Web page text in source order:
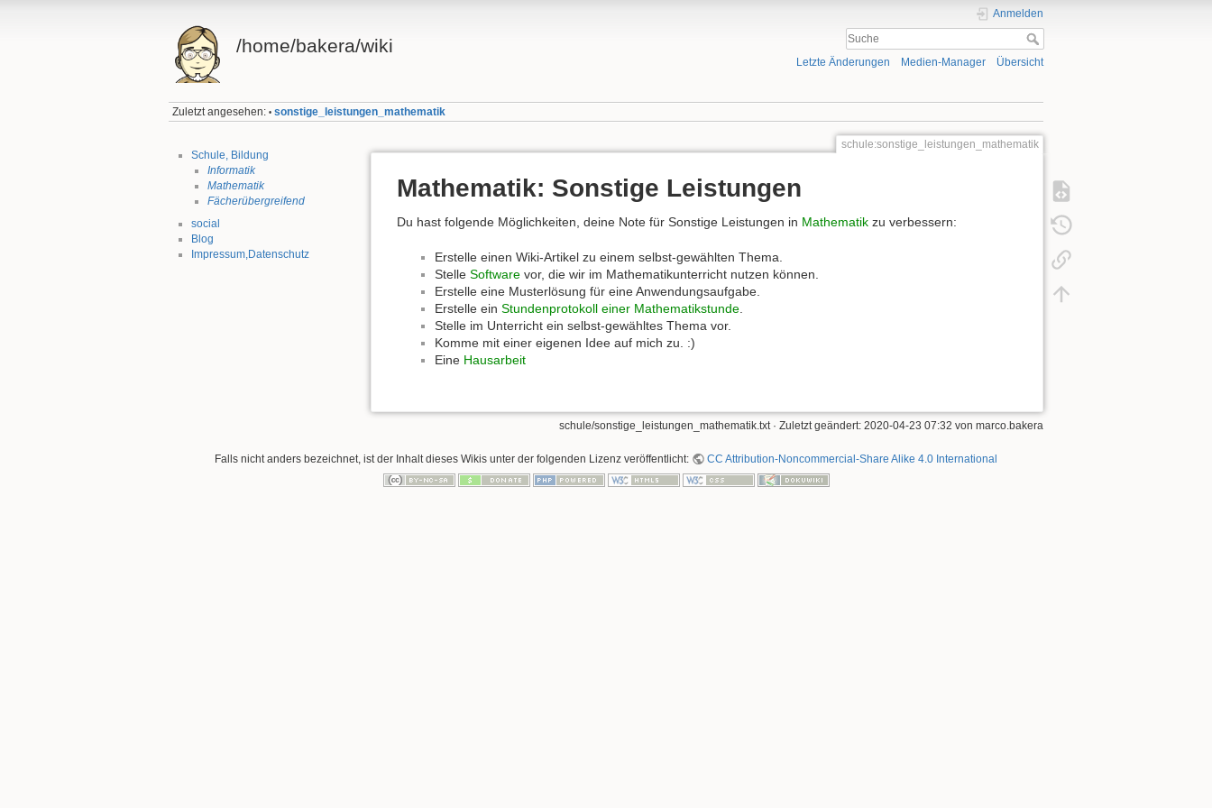
/home/bakera/wiki
Anmelden
Letzte Änderungen Medien-Manager Übersicht
Zuletzt angesehen: • sonstige_leistungen_mathematik
Schule, Bildung
Informatik
Mathematik
Fächerübergreifend
social
Blog
Impressum,Datenschutz
schule:sonstige_leistungen_mathematik
Mathematik: Sonstige Leistungen
Du hast folgende Möglichkeiten, deine Note für Sonstige Leistungen in Mathematik zu verbessern:
Erstelle einen Wiki-Artikel zu einem selbst-gewählten Thema.
Stelle Software vor, die wir im Mathematikunterricht nutzen können.
Erstelle eine Musterlösung für eine Anwendungsaufgabe.
Erstelle ein Stundenprotokoll einer Mathematikstunde
Stelle im Unterricht ein selbst-gewähltes Thema vor.
Komme mit einer eigenen Idee auf mich zu. :)
Eine Hausarbeit
schule/sonstige_leistungen_mathematik.txt· Zuletzt geändert: 2020-04-23 07:32 von marco.bakera
Falls nicht anders bezeichnet, ist der Inhalt dieses Wikis unter der folgenden Lizenz veröffentlicht: CC Attribution-Noncommercial-Share Alike 4.0 International